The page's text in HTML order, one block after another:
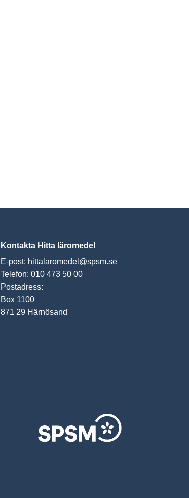
Kontakta Hitta läromedel
E-post: hittalaromedel@spsm.se
Telefon: 010 473 50 00
Postadress:
Box 1100
871 29 Härnösand